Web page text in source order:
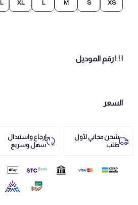
XS
S
M
L
XL
رقم الموديل
السعر
شحن مجاني لأول
طلب
إرجاع واستبدال
سهل وسريع